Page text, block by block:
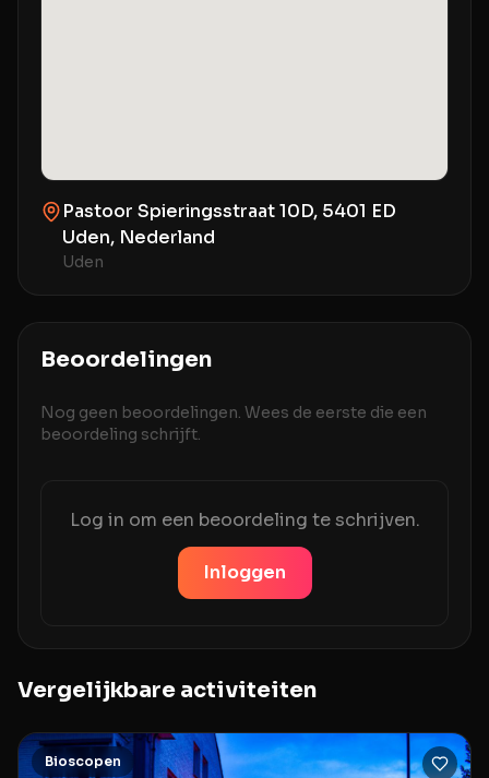
Pastoor Spieringsstraat 10D, 5401 ED
Uden, Nederland
Uden
Beoordelingen
Nog geen beoordelingen. Wees de eerste die een
beoordeling schrijft.
Log in om een beoordeling te schrijven.
Inloggen
Vergelijkbare activiteiten
Bioscopen